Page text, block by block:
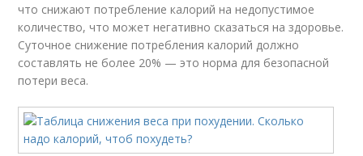
что снижают потребление калорий на недопустимое
количество, что может негативно сказаться на здоровье.
Суточное снижение потребления калорий должно
составлять не более 20% — это норма для безопасной
потери веса.